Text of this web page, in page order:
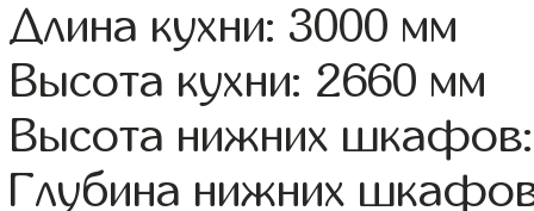
Длина кухни: 3000 мм
Высота кухни: 2660 мм
Высота нижних
Глубина нижних